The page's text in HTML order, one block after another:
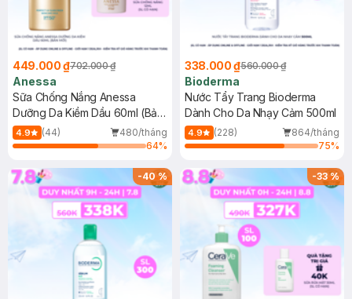
449.000 ₫702.000 ₫
Anessa
Sữa Chống Nắng Anessa
Dưỡng Da Kiềm Dầu 60ml (Bản
Mới)
4.9 (44)
480/tháng
64%
338.000 ₫560.000 ₫
Bioderma
Nước Tẩy Trang Bioderma
Dành Cho Da Nhạy Cảm 500ml
4.9 (228)
864/tháng
75%
-40% -33%